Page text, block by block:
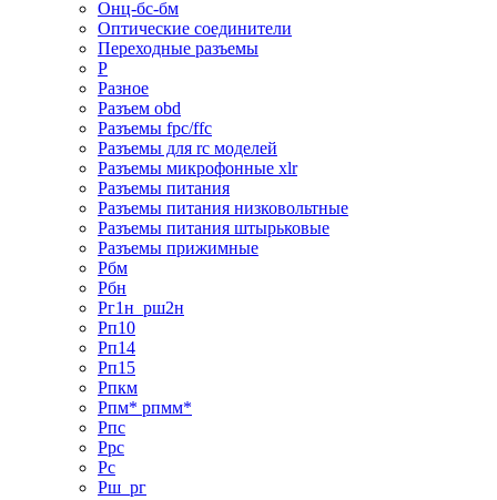
Онц-бс-бм
Оптические соединители
Переходные разъемы
Р
Разное
Разъем obd
Разъемы fpc/ffc
Разъемы для rc моделей
Разъемы микрофонные xlr
Разъемы питания
Разъемы питания низковольтные
Разъемы питания штырьковые
Разъемы прижимные
Рбм
Рбн
Рг1н_рш2н
Рп10
Рп14
Рп15
Рпкм
Рпм* рпмм*
Рпс
Ррс
Рс
Рш_рг